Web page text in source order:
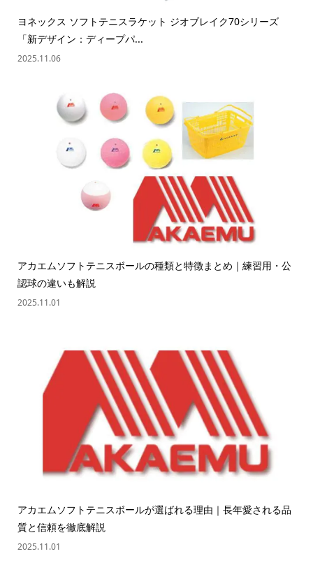
ヨネックス ソフトテニスラケット ジオブレイク70シリーズ
「新デザイン：ディープパ...
2025.11.06
アカエムソフトテニスボールの種類と特徴まとめ｜練習用・公
認球の違いも解説
2025.11.01
アカエムソフトテニスボールが選ばれる理由｜長年愛される品
質と信頼を徹底解説
2025.11.01